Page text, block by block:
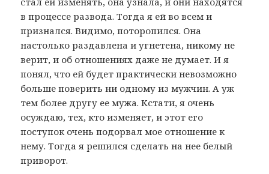
в процессе развода. Тогда я ей во всем и
признался. Видимо, поторопился. Она
настолько раздавлена и угнетена, никому не
верит, и об отношениях даже не думает. И я
понял, что ей будет практически невозможно
больше поверить ни одному из мужчин. А уж
тем более другу ее мужа. Кстати, я очень
осуждаю, тех, кто изменяет, и этот его
поступок очень подорвал мое отношение к
нему. Тогда я решился сделать на нее белый
приворот.